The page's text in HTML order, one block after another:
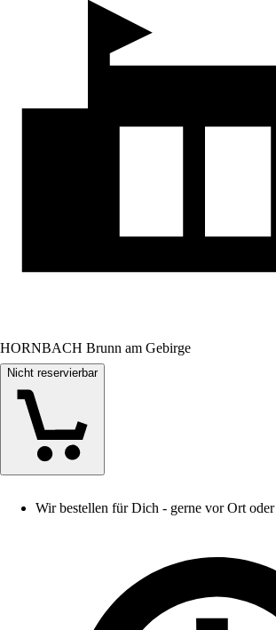
HORNBACH Brunn am Gebirge
Nicht reservierbar
Wir bestellen für Dich - gerne vor Ort